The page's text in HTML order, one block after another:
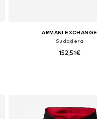
ARMANI EXCHANGE
Sudadera
152,51€